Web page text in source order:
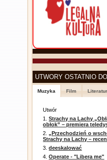
UTWORY OSTATNIO
Muzyka Film
Utwór
1.Strachy na Lachy
obłok” – premiera
2.„Przechodzień o
Strachy na Lachy –
3.deeskalować
4.Operate - "Libera me"